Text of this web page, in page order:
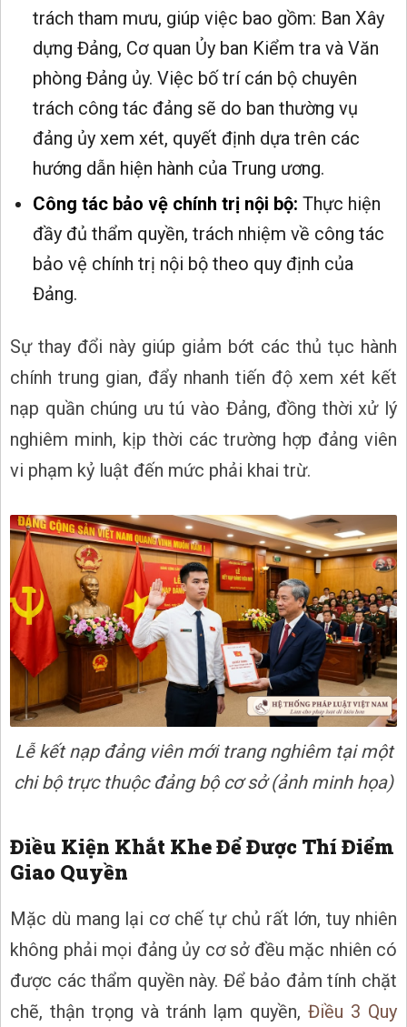
trách tham mưu, giúp việc bao gồm: Ban Xây
dựng Đảng, Cơ quan Ủy ban Kiểm tra và Văn
phòng Đảng ủy. Việc bố trí cán bộ chuyên
trách công tác đảng sẽ do ban thường vụ
đảng ủy xem xét, quyết định dựa trên các
hướng dẫn hiện hành của Trung ương.
Công tác bảo vệ chính trị nội bộ: Thực hiện
đầy đủ thẩm quyền, trách nhiệm về công tác
bảo vệ chính trị nội bộ theo quy định của
Đảng.
Sự thay đổi này giúp giảm bớt các thủ tục hành
chính trung gian, đẩy nhanh tiến độ xem xét kết
nạp quần chúng ưu tú vào Đảng, đồng thời xử lý
nghiêm minh, kịp thời các trường hợp đảng viên
vi phạm kỷ luật đến mức phải khai trừ.
Lễ kết nạp đảng viên mới trang nghiêm tại một
chi bộ trực thuộc đảng bộ cơ sở (ảnh minh họa)
Điều Kiện Khắt Khe Để Được Thí Điểm
Giao Quyền
Mặc dù mang lại cơ chế tự chủ rất lớn, tuy nhiên
không phải mọi đảng ủy cơ sở đều mặc nhiên có
được các thẩm quyền này. Để bảo đảm tính chặt
chẽ, thận trọng và tránh lạm quyền,Điều 3 Quy